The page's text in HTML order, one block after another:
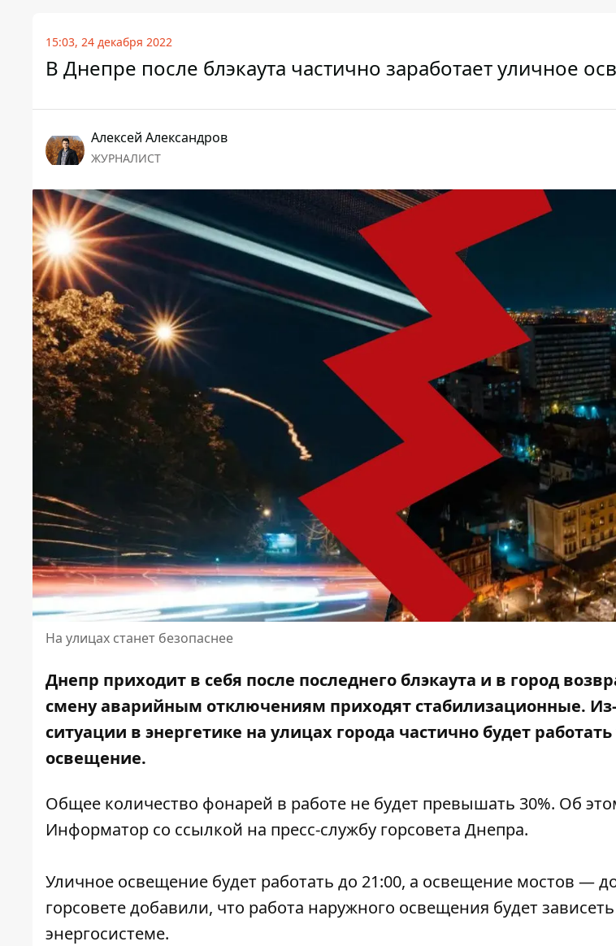
15:03, 24 декабря 2022
В Днепре после блэкаута частично заработает уличное
Алексей Александров
ЖУРНАЛИСТ
На улицах станет безопаснее
Днепр приходит в себя после последнего блэкаута и в город
смену аварийным отключениям приходят стабилизационные.
ситуации в энергетике на улицах города частично будет
освещение.
Общее количество фонарей в работе не будет превышать 30%. Об
Информатор со ссылкой на пресс-службу горсовета Днепра.
Уличное освещение будет работать до 21:00, а освещение мостов —
горсовете добавили, что работа наружного освещения будет
энергосистеме.